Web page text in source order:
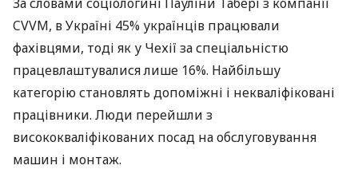
CVVM, в Україні 45% українців працювали
фахівцями, тоді як у Чехії за спеціальністю
працевлаштувалися лише 16%. Найбільшу
категорію становлять допоміжні і некваліфіковані
працівники. Люди перейшли з
висококваліфікованих посад на обслуговування
машин і монтаж.